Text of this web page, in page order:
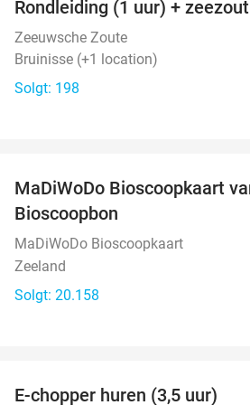
Rondleiding (1 uur) +
Zeeuwsche Zoute
Bruinisse (+1 location)
Solgt: 198
MaDiWoDo Bioscoopkaart
Bioscoopbon
MaDiWoDo Bioscoopkaart
Zeeland
Solgt: 20.158
E-chopper huren (3,5 uur)